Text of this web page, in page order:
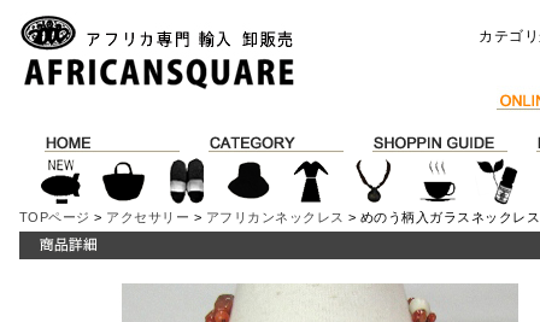
カテゴ
TOPページ > アクセサリー > アフリカンネックレス > めのう柄入ガラスネックレ